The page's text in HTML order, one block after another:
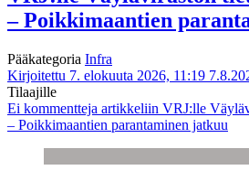
– Poikkimaantien
Pääkategoria Infra
Kirjoitettu 7. elokuuta 2026, 11:19
Tilaajille
Ei kommentteja artikkeliin VRJ:lle
– Poikkimaantien parantaminen jatkuu